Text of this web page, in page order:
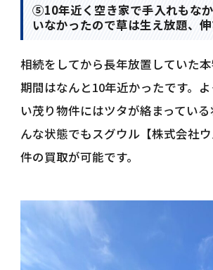
⑤10年近く空き家で手入れもな
いなかったので草は生え放題、
相続をしてから長年放置していた
期間はなんと10年近かったです。
い茂り物件にはツタが絡まってい
んな状態でもスグウル【株式会社
件の買取が可能です。